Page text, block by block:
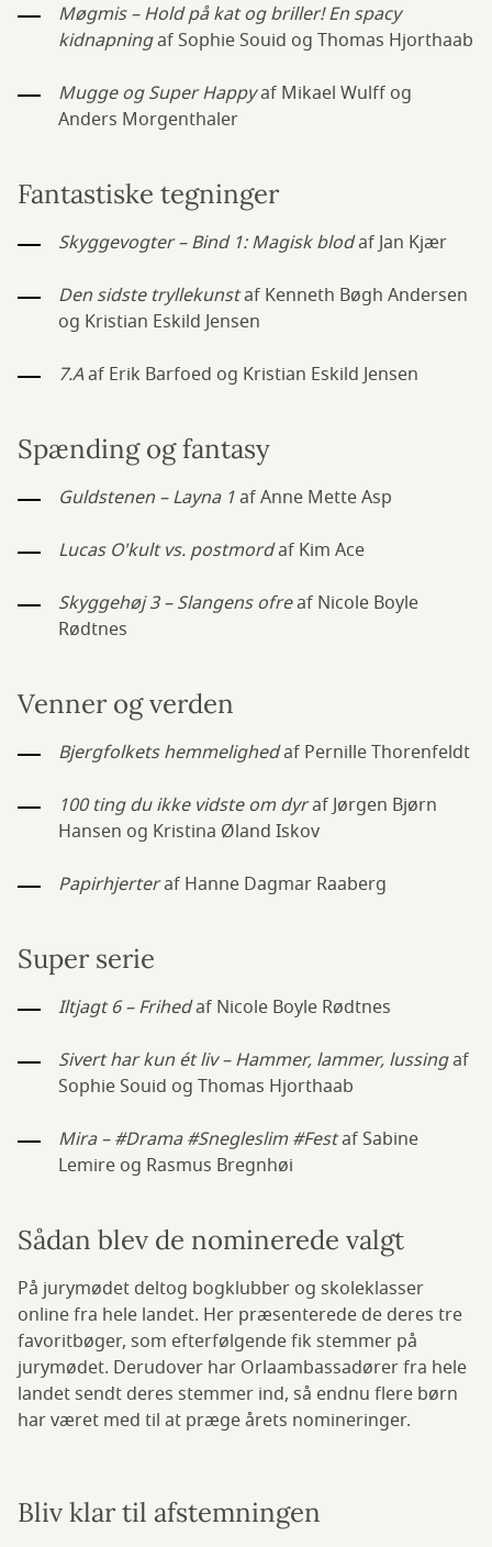
Møgmis – Hold på kat og briller! En spacy
kidnapningaf Sophie Souid og Thomas Hjorthaab
Mugge og Super Happyaf Mikael Wulff og
Anders Morgenthaler
Fantastiske tegninger
Skyggevogter – Bind 1: Magisk blodaf Jan Kjær
Den sidste tryllekunstaf Kenneth Bøgh Andersen
og Kristian Eskild Jensen
7.Aaf Erik Barfoed og Kristian Eskild Jensen
Spænding og fantasy
Guldstenen – Layna 1af Anne Mette Asp
Lucas O'kult vs. postmordaf Kim Ace
Skyggehøj 3 – Slangens ofreaf Nicole Boyle
Rødtnes
Venner og verden
Bjergfolkets hemmelighedaf Pernille Thorenfeldt
100 ting du ikke vidste om dyraf Jørgen Bjørn
Hansen og Kristina Øland Iskov
Papirhjerteraf Hanne Dagmar Raaberg
Super serie
Iltjagt 6 – Frihedaf Nicole Boyle Rødtnes
Sivert har kun ét liv – Hammer, lammer, lussingaf
Sophie Souid og Thomas Hjorthaab
Mira – #Drama #Snegleslim #Festaf Sabine
Lemire og Rasmus Bregnhøi
Sådan blev de nominerede valgt
På jurymødet deltog bogklubber og skoleklasser
online fra hele landet. Her præsenterede de deres tre
favoritbøger, som efterfølgende fik stemmer på
jurymødet. Derudover har Orlaambassadører fra hele
landet sendt deres stemmer ind, så endnu flere børn
har været med til at præge årets nomineringer.
Bliv klar til afstemningen